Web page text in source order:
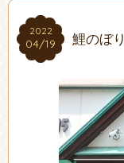
2022
04/19
2022
04/19 鯉のぼり